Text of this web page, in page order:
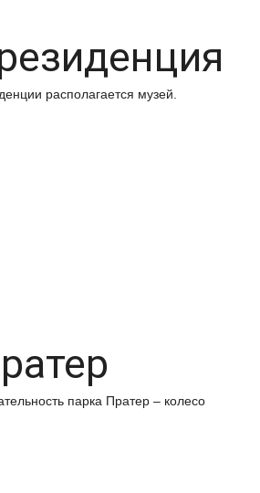
располагается музей.
парка Пратер – колесо